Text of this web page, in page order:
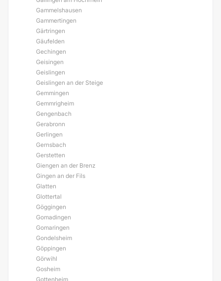
Gammelshausen
Gammertingen
Gärtringen
Gäufelden
Gechingen
Geisingen
Geislingen
Geislingen an der Steige
Gemmingen
Gemmrigheim
Gengenbach
Gerabronn
Gerlingen
Gernsbach
Gerstetten
Giengen an der Brenz
Gingen an der Fils
Glatten
Glottertal
Göggingen
Gomadingen
Gomaringen
Gondelsheim
Göppingen
Görwihl
Gosheim
Gottenheim